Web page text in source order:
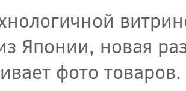
Японии, новая
фото товаров.